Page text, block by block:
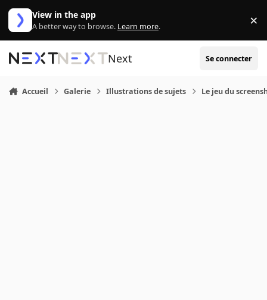
Aller au contenu
View in the app
A better way to browse. Learn more. ×
Next Se connecter
Accueil Galerie Illustrations de sujets Le jeu du